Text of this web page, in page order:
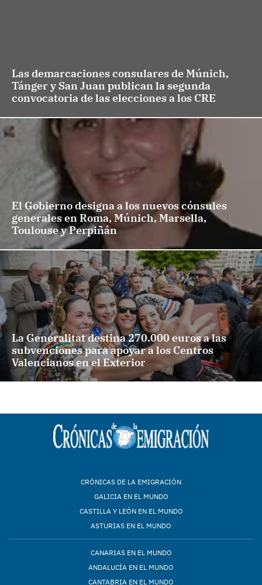
Las demarcaciones consulares de Múnich,
Tánger y San Juan publican la segunda
convocatoria de las elecciones a los CRE
El Gobierno designa a los nuevos cónsules
generales en Roma, Múnich, Marsella,
Toulouse y Perpiñán
La Generalitat destina 270.000 euros a las
subvenciones para apoyar a los Centros
Valencianos en el Exterior
CRÓNICAS DE LA EMIGRACIÓN
GALICIA EN EL MUNDO
CASTILLA Y LEÓN EN EL MUNDO
ASTURIAS EN EL MUNDO
CANARIAS EN EL MUNDO
ANDALUCÍA EN EL MUNDO
CANTABRIA EN EL MUNDO